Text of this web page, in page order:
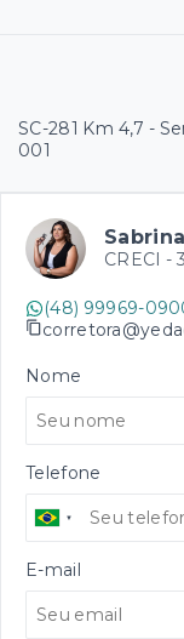
SC-281 Km 4,7 -
001
CRECI -
(48) 99969-
Nome
Telefone
E-mail